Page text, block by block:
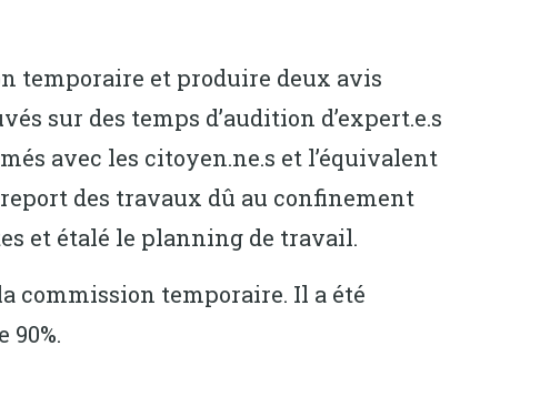
temporaire et produire deux avis
sur des temps d’audition d’expert.e.s
avec les citoyen.ne.s et l’équivalent
des travaux dû au confinement
et étalé le planning de travail.
commission temporaire. Il a été
90%.